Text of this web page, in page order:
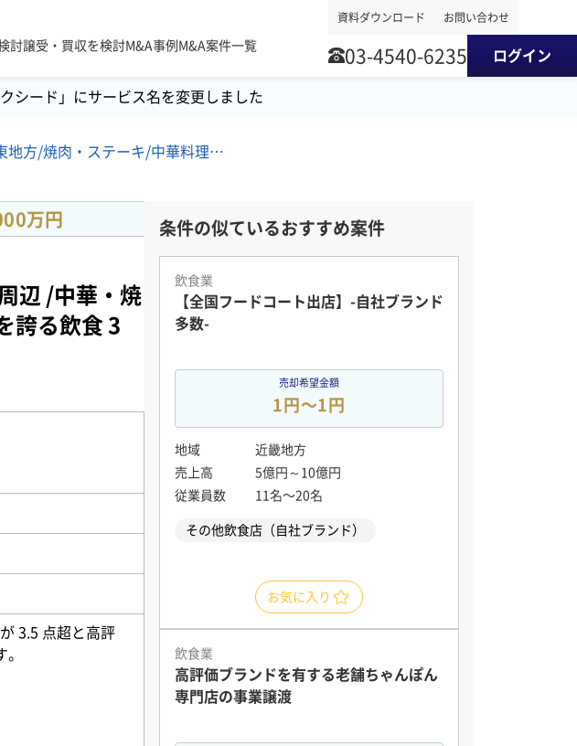
討譲受・買収を検討M&A事例 M&A案件一覧
資料ダウンロード お問い合わせ
03-4540-6235 ログイン
シード」にサービス名を変更しました
南関東地方/焼肉・ステーキ/中華料理店/その他飲食店（自社ブランド） M&A・事業譲渡案件
万円
辺 /中華・焼
誇る飲食 3
3.5 点超と高評
条件の似ているおすすめ案件
飲食業
【全国フードコート出店】-自社ブランド
多数-
売却希望金額
1円〜1円
地域
近畿地方
売上高
5億円～10億円
従業員数
11名〜20名
その他飲食店（自社ブランド）
お気に入り
飲食業
高評価ブランドを有する老舗ちゃんぽん
専門店の事業譲渡